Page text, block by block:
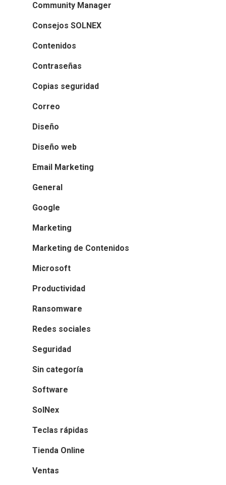
Community Manager
Consejos SOLNEX
Contenidos
Contraseñas
Copias seguridad
Correo
Diseño
Diseño web
Email Marketing
General
Google
Marketing
Marketing de Contenidos
Microsoft
Productividad
Ransomware
Redes sociales
Seguridad
Sin categoría
Software
SolNex
Teclas rápidas
Tienda Online
Ventas